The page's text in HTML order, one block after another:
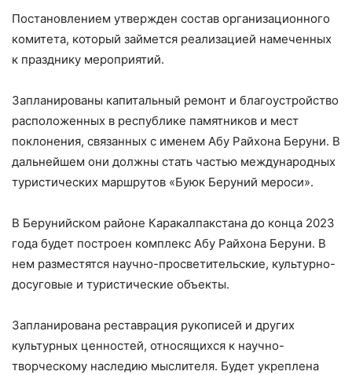
Постановлением утвержден состав организационного
комитета, который займется реализацией намеченных
к празднику мероприятий.
Запланированы капитальный ремонт и благоустройство
расположенных в республике памятников и мест
поклонения, связанных с именем Абу Райхона Беруни. В
дальнейшем они должны стать частью международных
туристических маршрутов «Буюк Беруний мероси».
В Берунийском районе Каракалпакстана до конца 2023
года будет построен комплекс Абу Райхона Беруни. В
нем разместятся научно-просветительские, культурно-
досуговые и туристические объекты.
Запланирована реставрация рукописей и других
культурных ценностей, относящихся к научно-
творческому наследию мыслителя. Будет укреплена